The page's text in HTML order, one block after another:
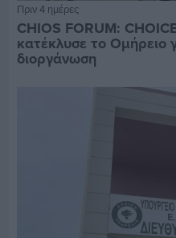
Πριν 4 ημέρες
CHIOS FORUM:
κατέκλυσε το Ομήρειο
διοργάνωση